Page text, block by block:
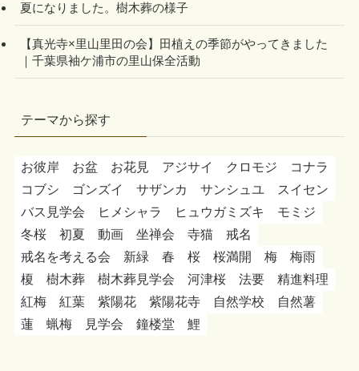
夏になりました。樹木葬の様子
【真光寺×里山里田の会】田植えの季節がやってきました
｜千葉県袖ケ浦市の里山保全活動
テーマから探す
お彼岸 お盆 お花見 アジサイ クロモジ
コナラ
コブシ
ゴンズイ サザンカ サンシュユ
スイセン
バス見学会
ヒメシャラ ヒュウガミズキ
モミジ
冬桜
初夏 動画 坐禅会 寺猫
戒名
戒名を考える会
新緑 春 桜 桜満開 梅
梅雨
榎
樹木葬 樹木葬見学会 河津桜 法要
精進料理
紅梅
紅葉 紫陽花 紫陽花寺 自然学校
自然薯
蓮
蝋梅 見学会 鐘楼堂 鯉